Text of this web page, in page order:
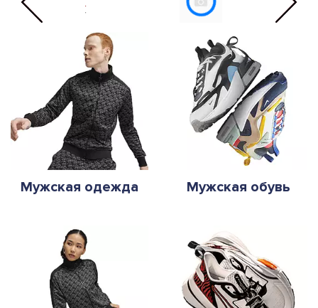
Мужская одежда Мужская обувь